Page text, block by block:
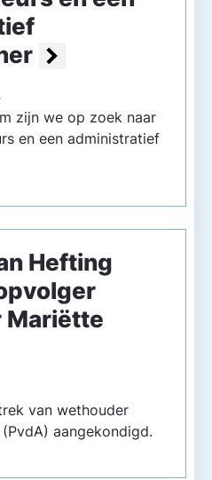
zijn we op zoek naar
en een administratief
Hefting
Mariëtte
van wethouder
aangekondigd.